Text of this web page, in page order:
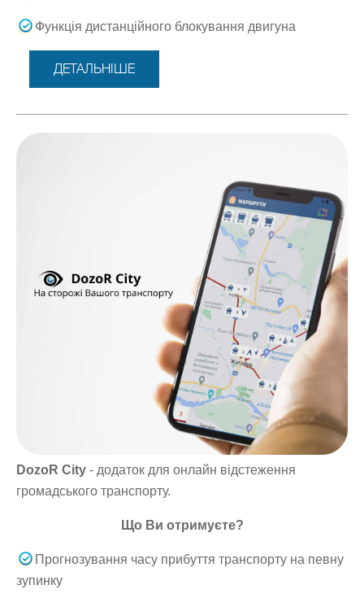
Функція дистанційного блокування двигуна
ДЕТАЛЬНІШЕ
DozoR City - додаток для онлайн відстеження
громадського транспорту.
Що Ви отримуєте?
Прогнозування часу прибуття транспорту на певну
зупинку